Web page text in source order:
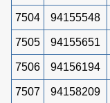
7504 94155548
7505 94155651
7506 94156194
7507 94158209